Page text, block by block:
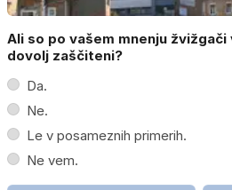
Ali so po vašem mnenju
dovolj zaščiteni?
Da.
Ne.
Le v posameznih primerih.
Ne vem.